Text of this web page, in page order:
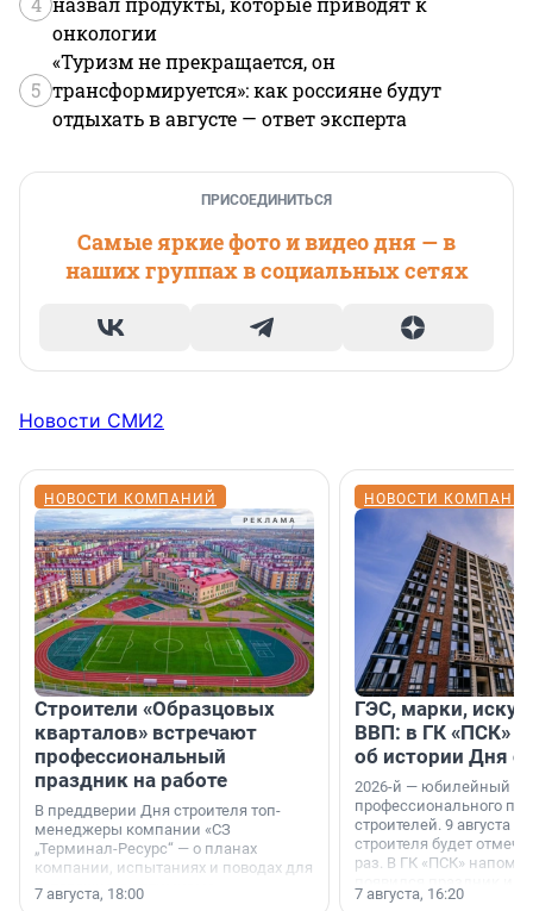
онкологии
5
«Туризм не прекращается, он
трансформируется»: как россияне будут
отдыхать в августе — ответ эксперта
ПРИСОЕДИНИТЬСЯ
Самые яркие фото и видео дня — в
наших группах в социальных сетях
Новости СМИ2
НОВОСТИ КОМПАНИЙ
Строители «Образцовых
кварталов» встречают
профессиональный
праздник на работе
В преддверии Дня строителя топ-
менеджеры компании «СЗ
„Терминал-Ресурс“ — о планах
компании, испытаниях и поводах для
осторожного оптимизма.
7 августа, 18:00
НОВОСТИ
ГЭС, марки,
ВВП: в ГК «ПСК»
об истории Дня
2026-й — юбилейный
профессионального
строителей. 9 августа
строителя будет
раз. В ГК «ПСК»
поменялась роль
7 августа, 16:20